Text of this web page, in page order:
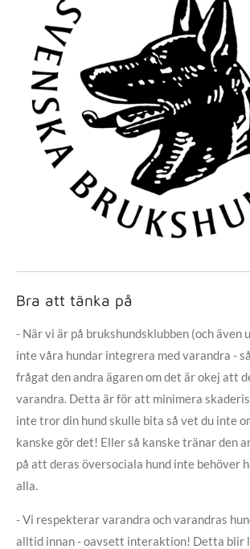
Bra att tänka på
- När vi är på brukshundsklubben (och även
inte våra hundar integrera med varandra -
frågat den andra ägaren om det är okej att
varandra. Detta är för att minimera
inte tror din hund skulle bita så vet du inte
kanske gör det! Eller så kanske tränar den
på att deras översociala hund inte behöver
alla.
- Vi respekterar varandra och varandras
alltid innan - oavsett interaktion! Detta blir